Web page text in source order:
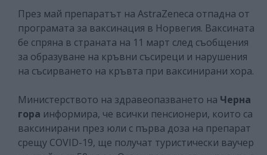
През май препаратът на AstraZeneca отпадна от
програмата за ваксинация в Норвегия. Ваксината
бе спряна в страната на 11 март след съобщения
за образуване на кръвни съсиреци и нарушения
на съсирването на кръвта при ваксинирани хора.
Министерството на здравеопазването на Черна
гора информира, че всички пенсионери, които са
ваксинирани през юли с първа доза на препарат
срещу COVID-19, ще получат туристически ваучер